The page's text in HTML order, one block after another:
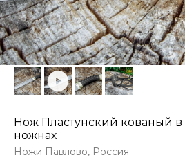
Нож Пластунский кованый
ножнах
Ножи Павлово, Россия